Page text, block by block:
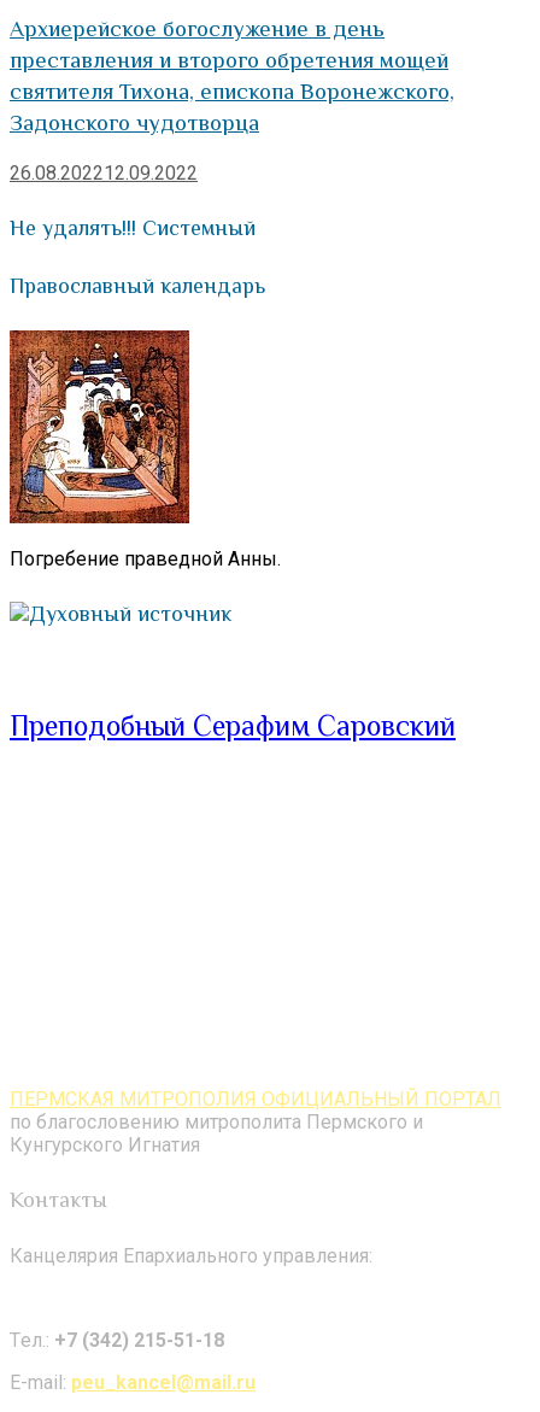
Архиерейское богослужение в день
преставления и второго обретения мощей
святителя Тихона, епископа Воронежского,
Задонского чудотворца
26.08.202212.09.2022
Не удалять!!! Системный
Православный календарь
Погребение праведной Анны.
Духовный источник
Преподобный Серафим Саровский
ПЕРМСКАЯ МИТРОПОЛИЯ ОФИЦИАЛЬНЫЙ ПОРТАЛ
по благословению митрополита Пермского и
Кунгурского Игнатия
Контакты
Канцелярия Епархиального управления:
Tел.: +7 (342) 215-51-18
E-mail: peu_kancel@mail.ru